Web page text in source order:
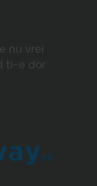
nu vrei
ti-e dor